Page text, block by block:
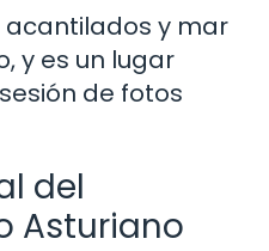
acantilados y mar
y es un lugar
de fotos
del
Asturiano